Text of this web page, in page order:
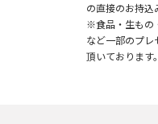
の直接のお持込
※食品・生もの
など一部のプレ
頂いております